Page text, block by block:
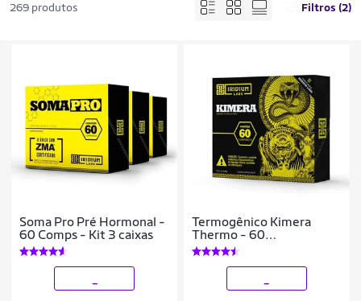
269 produtos Filtros (2)
Soma Pro Pré Hormonal -
60 Comps - Kit 3 caixas
Termogênico Kimera
Thermo - 60
Comprimidos - Iridium
Labs